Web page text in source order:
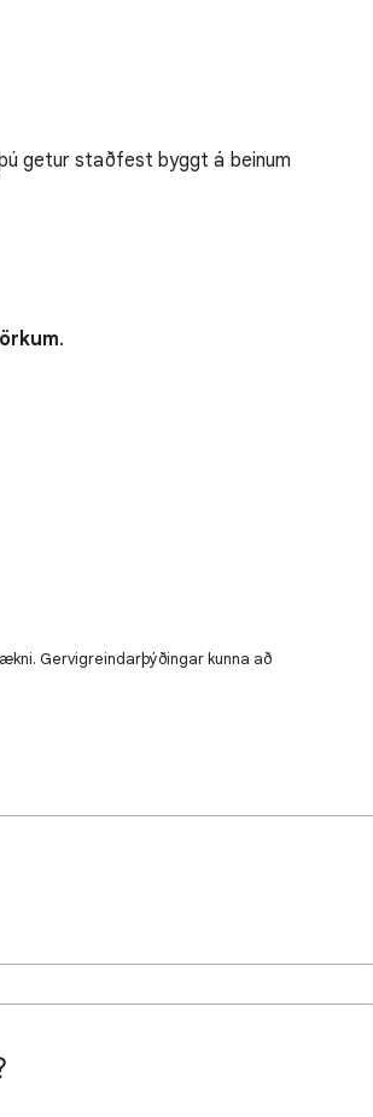
getur staðfest byggt á beinum
.
Gervigreindarþýðingar kunna að